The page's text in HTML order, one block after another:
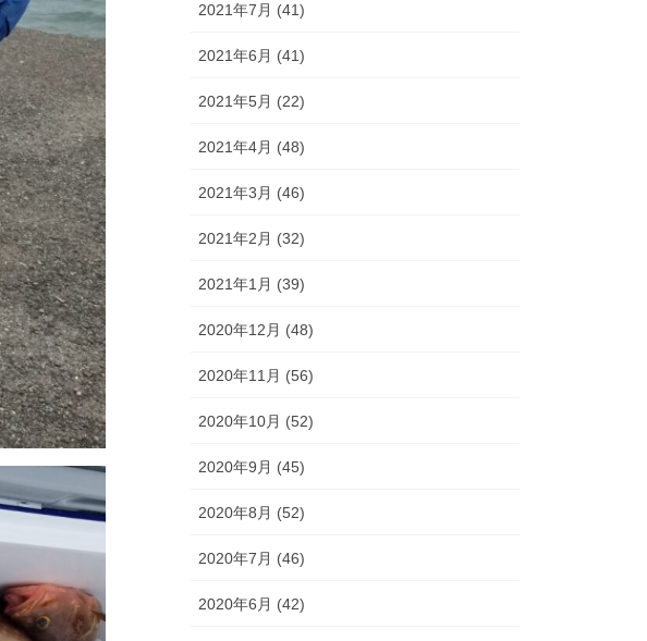
2021年7月 (41)
2021年6月 (41)
2021年5月 (22)
2021年4月 (48)
2021年3月 (46)
2021年2月 (32)
2021年1月 (39)
2020年12月 (48)
2020年11月 (56)
2020年10月 (52)
2020年9月 (45)
2020年8月 (52)
2020年7月 (46)
2020年6月 (42)